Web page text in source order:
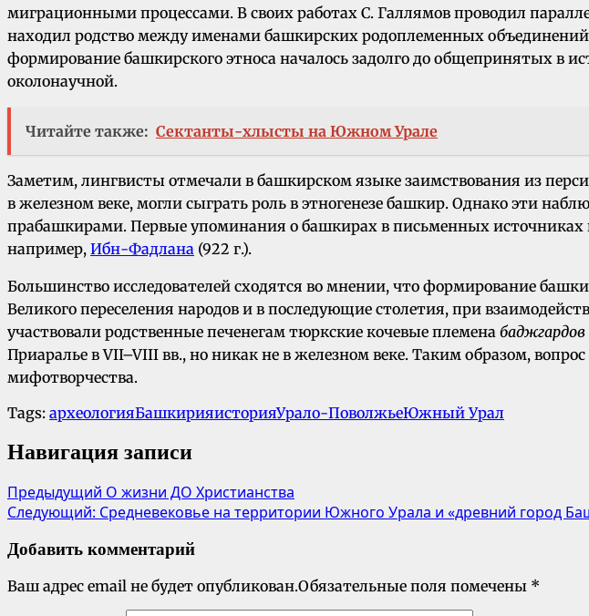
миграционными процессами. В своих работах С. Галлямов проводил
находил родство между именами башкирских родоплеменных
формирование башкирского этноса началось задолго до общепринятых в
околонаучной.
Читайте также: Сектанты-хлысты на Южном Урале
Заметим, лингвисты отмечали в башкирском языке заимствования из
в железном веке, могли сыграть роль в этногенезе башкир. Однако эти
прабашкирами. Первые упоминания о башкирах в письменных источниках
например, Ибн-Фадлана (922 г.).
Большинство исследователей сходятся во мнении, что формирование
Великого переселения народов и в последующие столетия, при
участвовали родственные печенегам тюркские кочевые племена баджгардов
Приаралье в VII–VIII вв., но никак не в железном веке. Таким образом,
мифотворчества.
Tags: археологияБашкирияисторияУрало-ПоволжьеЮжный Урал
Навигация записи
Предыдущий О жизни ДО Христианства
Следующий: Средневековье на территории Южного Урала и «древний город
Добавить комментарий
Ваш адрес email не будет опубликован.Обязательные поля помечены *